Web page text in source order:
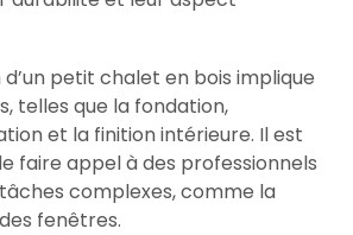
petit chalet en bois implique
telles que la fondation,
et la finition intérieure. Il est
faire appel à des professionnels
complexes, comme la
fenêtres.